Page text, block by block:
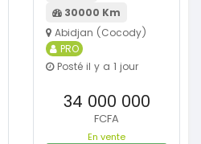
30000 Km
Abidjan (Cocody)
PRO
Posté il y a 1 jour
34 000 000
FCFA
En vente